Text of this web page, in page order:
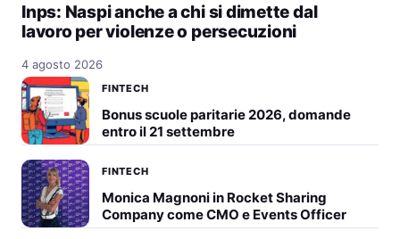
Inps: Naspi anche a chi si dimette dal
lavoro per violenze o persecuzioni
4 agosto 2026
FINTECH
Bonus scuole paritarie 2026, domande
entro il 21 settembre
FINTECH
Monica Magnoni in Rocket Sharing
Company come CMO e Events Officer